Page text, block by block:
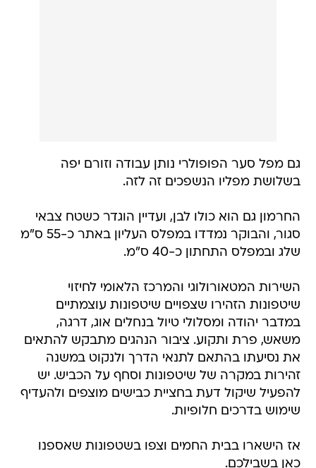
גם מפל סער הפופולרי נותן עבודה וזורם יפה
בשלושת מפליו הנשפכים זה לזה.
החרמון גם הוא כולו לבן, ועדיין הוגדר כשטח צבאי
סגור, והבוקר נמדדו במפלס העליון באתר כ-55 ס"מ
שלג ובמפלס התחתון כ-40 ס"מ.
השירות המטאורולוגי והמרכז הלאומי לחיזוי
שיטפונות הזהירו שצפויים שיטפונות עוצמתיים
במדבר יהודה ומסלולי טיול בנחלים אוג, דרגה,
משאש, פרת ותקוע. ציבור הנהגים מתבקש להתאים
את נסיעתו בהתאם לתנאי הדרך ולנקוט במשנה
זהירות במקרה של שיטפונות וסחף על הכביש. יש
להפעיל שיקול דעת בחציית כבישים מוצפים ולהעדיף
שימוש בדרכים חלופיות.
אז הישארו בבית החמים וצפו בשטפונות שאספנו
כאן בשבילכם.